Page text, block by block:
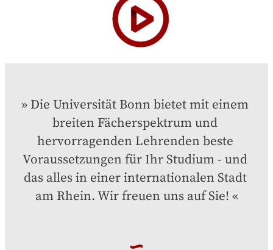
Die Universität Bonn bietet mit einem
breiten Fächerspektrum und
hervorragenden Lehrenden beste
Voraussetzungen für Ihr Studium - und
das alles in einer internationalen Stadt
am Rhein. Wir freuen uns auf Sie!